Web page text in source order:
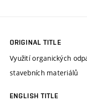
ORIGINAL TITLE
Využití organických
stavebních materiálů
ENGLISH TITLE